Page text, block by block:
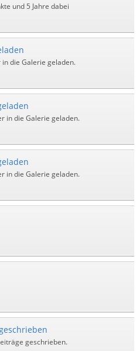
und 5 Jahre dabei
die Galerie geladen.
in die Galerie geladen.
in die Galerie geladen.
geschrieben.